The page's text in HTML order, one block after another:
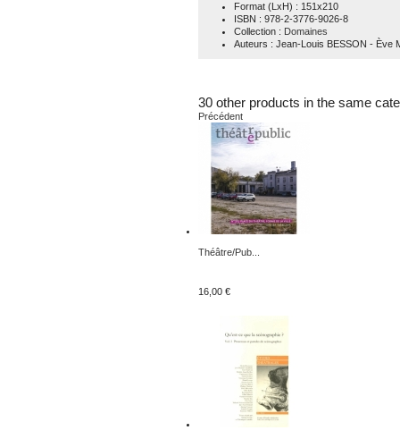
Format (LxH) : 151x210
ISBN : 978-2-3776-9026-8
Collection : Domaines
Auteurs : Jean-Louis BESSON - Ève
30 other products in the same
Précédent
Théâtre/Pub...
16,00 €